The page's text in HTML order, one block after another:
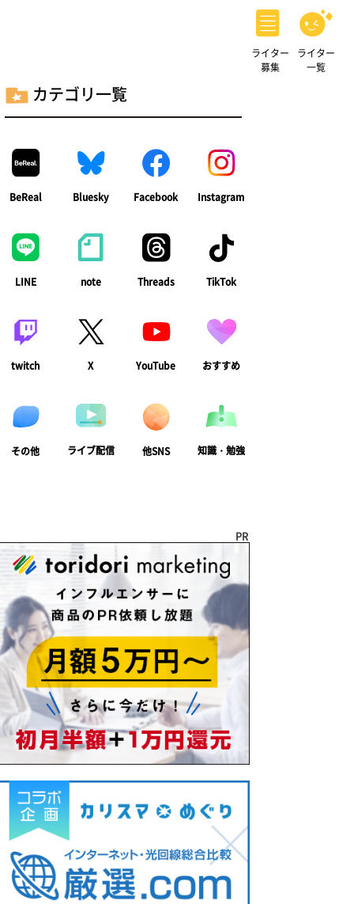
ライター
募集
ライター
一覧
カテゴリ一覧
BeReal Bluesky Facebook Instagram
LINE note Threads TikTok
twitch X YouTube おすすめ
その他 ライブ配信 他SNS 知識・勉強
PR